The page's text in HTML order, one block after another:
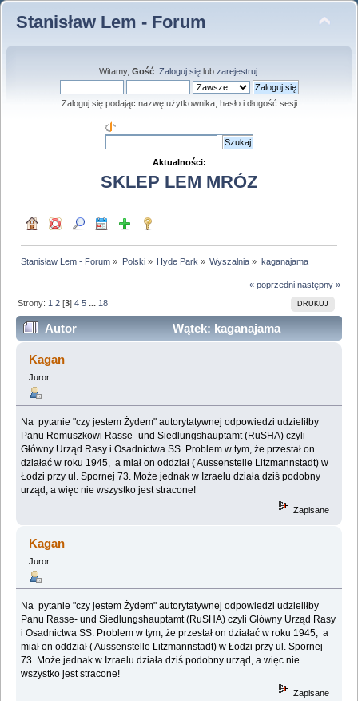
Stanisław Lem - Forum
Witamy, Gość. Zaloguj sięlub zarejestruj.
Zaloguj się podając nazwę użytkownika, hasło i długość sesji
Aktualności:
SKLEP LEM MRÓZ
Stanisław Lem - Forum » Polski» Hyde Park » Wyszalnia » kaganajama
« poprzedni następny »
DRUKUJ
Strony: 1 2 [3]4 5 ... 18
Autor
Wątek: kaganajama
(Przeczytany 378962 razy)
Kagan
Juror
Na pytanie "czy jestem Żydem" autorytatywnej odpowiedzi udzieliłby
Panu Remuszkowi Rasse- und Siedlungshauptamt (RuSHA) czyli
Główny Urząd Rasy i Osadnictwa SS. Problem w tym, że przestał on
działać w roku 1945, a miał on oddział ( Aussenstelle Litzmannstadt) w
Łodzi przy ul. Spornej 73. Może jednak w Izraelu działa dziś podobny
urząd, a więc nie wszystko jest stracone!
Zapisane
Kagan
Juror
Na pytanie "czy jestem Żydem" autorytatywnej odpowiedzi udzieliłby
Panu Rasse- und Siedlungshauptamt (RuSHA) czyli Główny Urząd Rasy
i Osadnictwa SS. Problem w tym, że przestał on działać w roku 1945, a
miał on oddział ( Aussenstelle Litzmannstadt) w Łodzi przy ul. Spornej
73. Może jednak w Izraelu działa dziś podobny urząd, a więc nie
wszystko jest stracone!
Zapisane